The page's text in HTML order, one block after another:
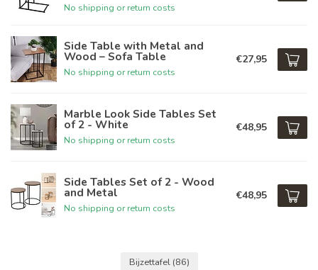
No shipping or return costs
Side Table with Metal and
Wood – Sofa Table
No shipping or return costs
€27,95
Marble Look Side Tables Set
of 2 - White
No shipping or return costs
€48,95
Side Tables Set of 2 - Wood
and Metal
No shipping or return costs
€48,95
Bijzettafel (86)